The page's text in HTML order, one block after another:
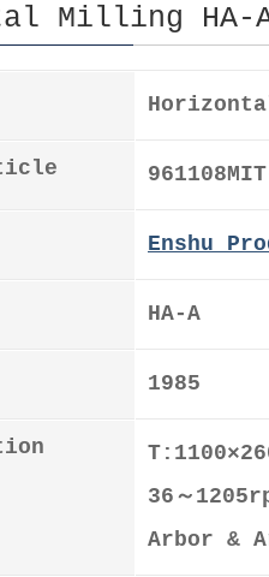
Milling HA-
Enshu
HA-A
1985
36～
Arbor &